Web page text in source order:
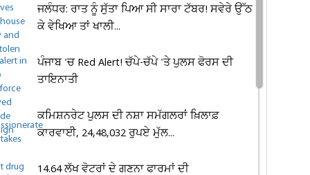
ਜਲੰਧਰ: ਰਾਤ ਨੂੰ ਸੁੱਤਾ ਪਿਆ ਸੀ ਸਾਰਾ ਟੱਬਰ! ਸਵੇਰੇ ਉੱਠ
ਕੇ ਵੇਖਿਆ ਤਾਂ ਖਾਲੀ...
ਪੰਜਾਬ 'ਚ Red Alert! ਚੱਪੇ-ਚੱਪੇ 'ਤੇ ਪੁਲਸ ਫੋਰਸ ਦੀ
ਤਾਇਨਾਤੀ
ਕਮਿਸ਼ਨਰੇਟ ਪੁਲਸ ਦੀ ਨਸ਼ਾ ਸਮੱਗਲਰਾਂ ਖ਼ਿਲਾਫ਼
ਕਾਰਵਾਈ, 24,48,032 ਰੁਪਏ ਮੁੱਲ...
14.64 ਲੱਖ ਵੋਟਰਾਂ ਦੇ ਗਣਨਾ ਫਾਰਮਾਂ ਦੀ